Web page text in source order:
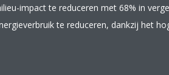
impact te reduceren met 68% in
te reduceren, dankzij het